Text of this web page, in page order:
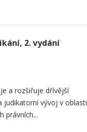
2. vydání
a rozšiřuje dřívější
judikatorní vývoj v oblasti
právních...